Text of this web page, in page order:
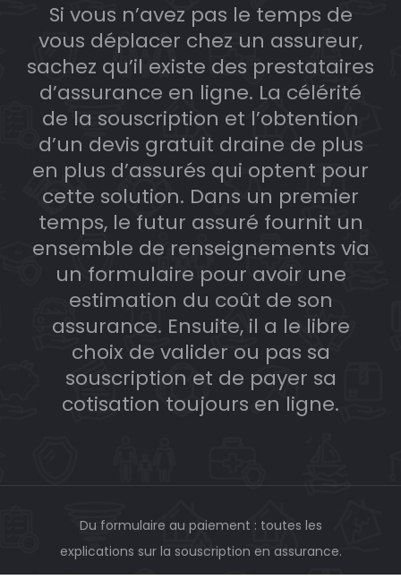
Si vous n’avez pas le temps de
vous déplacer chez un assureur,
sachez qu’il existe des prestataires
d’assurance en ligne. La célérité
de la souscription et l’obtention
d’un devis gratuit draine de plus
en plus d’assurés qui optent pour
cette solution. Dans un premier
temps, le futur assuré fournit un
ensemble de renseignements via
un formulaire pour avoir une
estimation du coût de son
assurance. Ensuite, il a le libre
choix de valider ou pas sa
souscription et de payer sa
cotisation toujours en ligne.
Du formulaire au paiement : toutes les
explications sur la souscription en assurance.